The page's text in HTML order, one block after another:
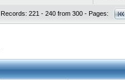
Records: 221 - 240 from 300 - Pages: